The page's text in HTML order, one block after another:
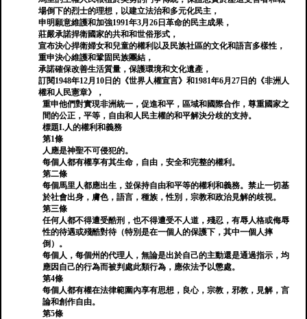
場倒下的烈士的理想，以建立法治和多元化民主，
申明願意維護和加強1991年3月26日革命的民主成果，
莊嚴承諾捍衛國家的共和和世俗形式，
宣布決心捍衛婦女和兒童的權利以及民族社區的文化和語言多樣性，
重申決心維護和鞏固民族團結，
承諾確保改善生活質量，保護環境和文化遺產，
訂閱1948年12月10日的《世界人權宣言》和1981年6月27日的《非洲人
權和人民憲章》，
重申他們對實現非洲統一，促進和平，區域和國際合作，尊重國家之
間的公正，平等，自由和人民主權的和平解決分歧的支持。
標題I.人的權利和義務
第1條
人應是神聖不可侵犯的。
每個人都有權享有其生命，自由，安全和完整的權利。
第二條
每個馬里人都應出生，並保持自由和平等的權利和義務。禁止一切基
於社會出身，膚色，語言，種族，性別，宗教和政治見解的歧視。
第三條
任何人都不得遭受酷刑，也不得遭受不人道，殘忍，有辱人格或侮辱
性的待遇或殘酷對待（特別是在一個人的保護下，其中一個人摔
倒）。
每個人，每個州的代理人，無論是出於自己的主動還是通過指示，均
應因自己的行為而被判處此類行為，應依法予以懲處。
第4條
每個人都有權在法律範圍內享有思想，良心，宗教，邪教，見解，言
論和創作自由。
第5條